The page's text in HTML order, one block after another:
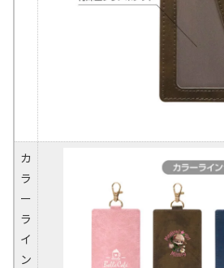
カ
ラ
ー
ラ
イ
ン